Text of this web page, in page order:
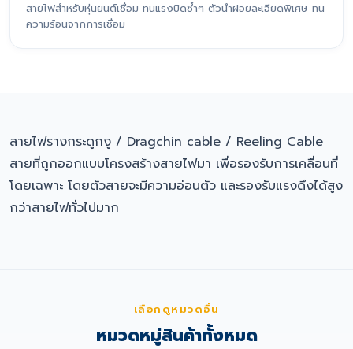
สายไฟสำหรับหุ่นยนต์เชื่อม ทนแรงบิดซ้ำๆ ตัวนำฝอยละเอียดพิเศษ ทน
ความร้อนจากการเชื่อม
สายไฟรางกระดูกงู / Dragchin cable / Reeling Cable
สายที่ถูกออกแบบโครงสร้างสายไฟมา เพื่อรองรับการเคลื่อนที่
โดยเฉพาะ โดยตัวสายจะมีความอ่อนตัว และรองรับแรงดึงได้สูง
กว่าสายไฟทั่วไปมาก
เลือกดูหมวดอื่น
หมวดหมู่สินค้าทั้งหมด